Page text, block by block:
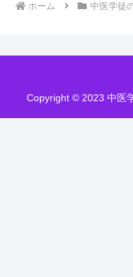
ホーム 中医学徒
Copyright © 2023 中医